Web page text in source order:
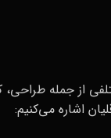
از جمله
اشاره می‌کنیم: